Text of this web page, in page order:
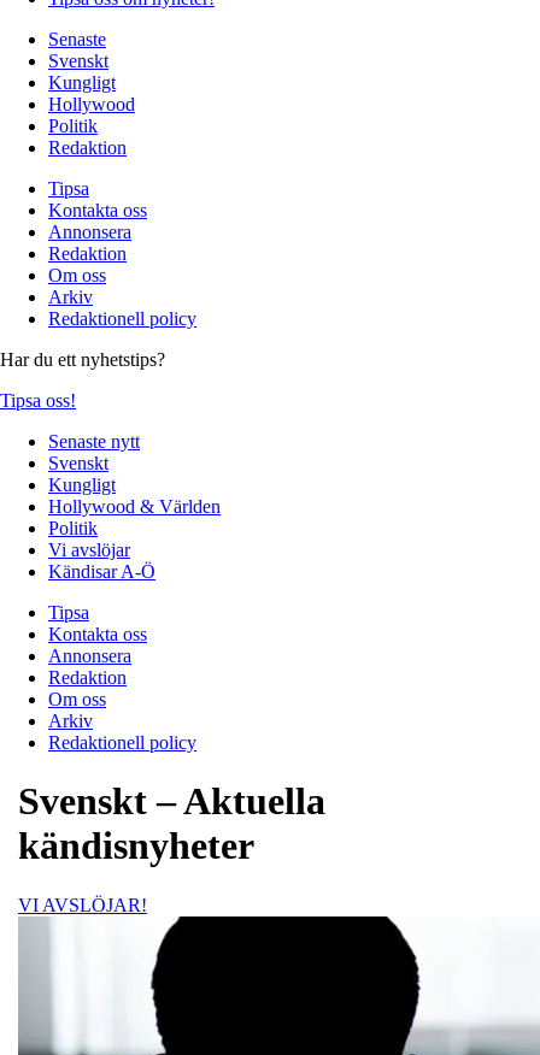
Senaste
Svenskt
Kungligt
Hollywood
Politik
Redaktion
Tipsa
Kontakta oss
Annonsera
Redaktion
Om oss
Arkiv
Redaktionell policy
Har du ett nyhetstips?
Tipsa oss!
Senaste nytt
Svenskt
Kungligt
Hollywood & Världen
Politik
Vi avslöjar
Kändisar A-Ö
Tipsa
Kontakta oss
Annonsera
Redaktion
Om oss
Arkiv
Redaktionell policy
Svenskt – Aktuella
kändisnyheter
VI AVSLÖJAR!